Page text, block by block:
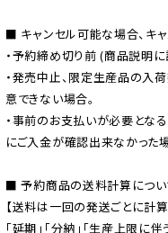
■ キャンセル可能な場合、キ
・予約締め切り前 (商品説明
・発売中止、限定生産品の入
意できない場合。
・事前のお支払いが必要とな
にご入金が確認出来なかった場
■ 予約商品の送料計算につい
【送料は一回の発送ごとに計算
「延期」「分納」「生産上限に